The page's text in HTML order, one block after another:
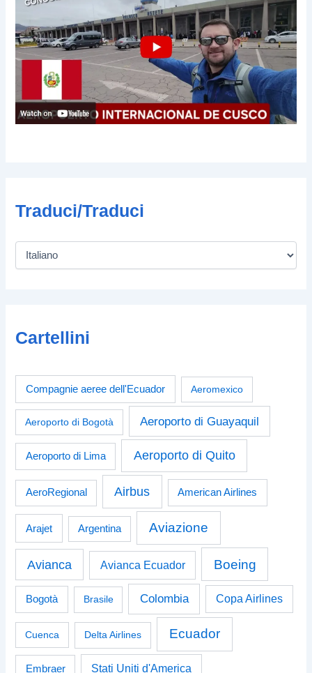
Traduci/Traduci
Cartellini
Compagnie aeree dell'Ecuador Aeromexico
Aeroporto di Bogotà Aeroporto di Guayaquil
Aeroporto di Lima Aeroporto di Quito
AeroRegional Airbus American Airlines
Arajet Argentina Aviazione
Avianca Avianca Ecuador Boeing
Bogotà Brasile Colombia Copa Airlines
Cuenca Delta Airlines Ecuador
Embraer Stati Uniti d'America